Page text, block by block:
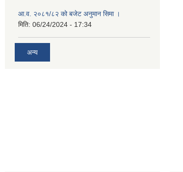
आ.व. २०८१/८२ को बजेट अनुमान सिमा ।
मिति: 06/24/2024 - 17:34
अन्य